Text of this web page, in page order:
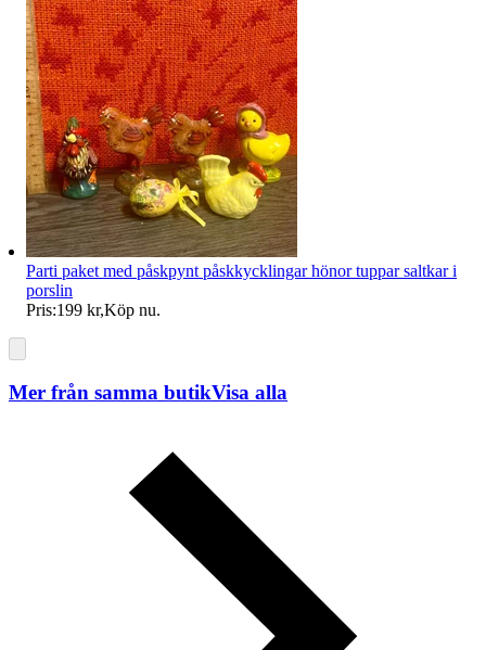
Parti paket med påskpynt påskkycklingar hönor tuppar saltkar i
porslin
Pris:199 kr,Köp nu.
Mer från samma butikVisa alla